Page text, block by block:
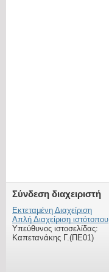
Σύνδεση διαχειριστή
Εκτεταμένη Διαχείριση
Απλή Διαχείριση ιστότοπου
Υπεύθυνος ιστοσελίδας:
Καπετανάκης Γ.(ΠΕ01)